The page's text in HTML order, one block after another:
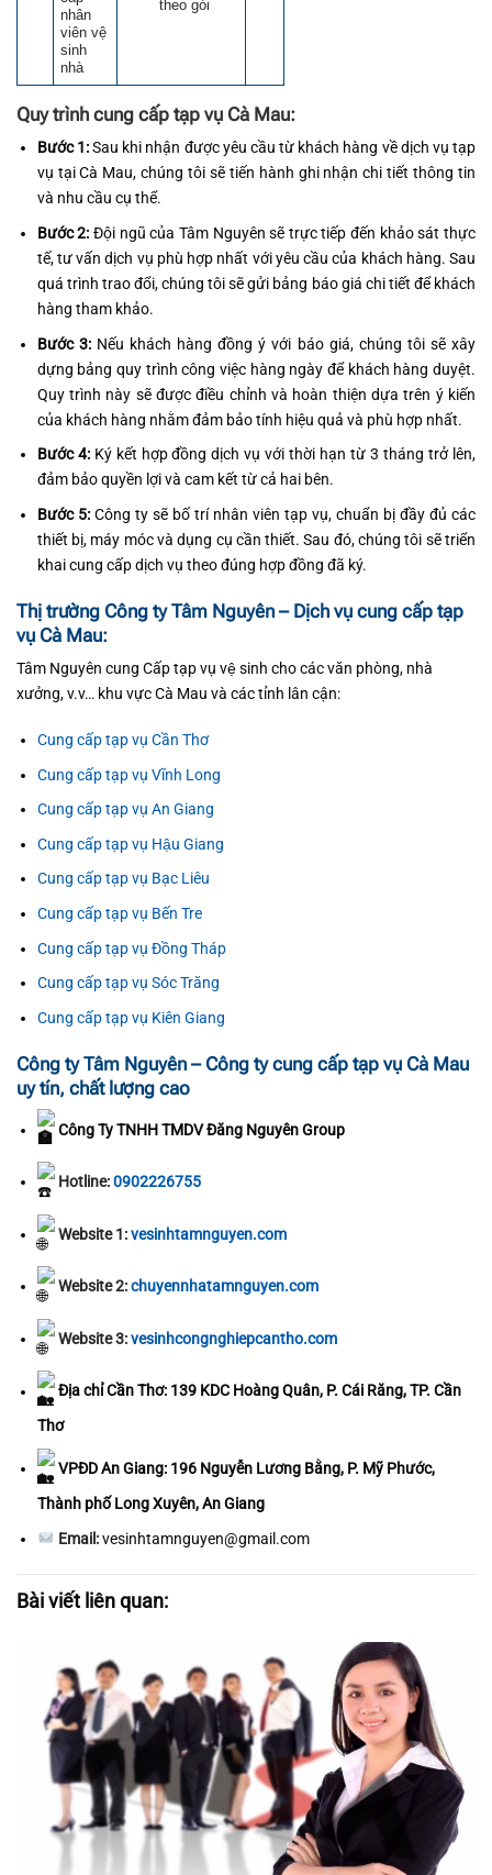
nhân
viên vệ
sinh
nhà
theo gói
Quy trình cung cấp tạp vụ Cà Mau:
Bước 1:Sau khi nhận được yêu cầu từ khách hàng về dịch vụ tạp
vụ tại Cà Mau, chúng tôi sẽ tiến hành ghi nhận chi tiết thông tin
và nhu cầu cụ thể.
Bước 2: Đội ngũ của Tâm Nguyên sẽ trực tiếp đến khảo sát thực
tế, tư vấn dịch vụ phù hợp nhất với yêu cầu của khách hàng. Sau
quá trình trao đổi, chúng tôi sẽ gửi bảng báo giá chi tiết để khách
hàng tham khảo.
Bước 3:Nếu khách hàng đồng ý với báo giá, chúng tôi sẽ xây
dựng bảng quy trình công việc hàng ngày để khách hàng duyệt.
Quy trình này sẽ được điều chỉnh và hoàn thiện dựa trên ý kiến
của khách hàng nhằm đảm bảo tính hiệu quả và phù hợp nhất.
Bước 4:Ký kết hợp đồng dịch vụ với thời hạn từ 3 tháng trở lên,
đảm bảo quyền lợi và cam kết từ cả hai bên.
Bước 5:Công ty sẽ bố trí nhân viên tạp vụ, chuẩn bị đầy đủ các
thiết bị, máy móc và dụng cụ cần thiết. Sau đó, chúng tôi sẽ triển
khai cung cấp dịch vụ theo đúng hợp đồng đã ký.
Thị trường Công ty Tâm Nguyên – Dịch vụ cung cấp tạp
vụ Cà Mau:
Tâm Nguyên cung Cấp tạp vụ vệ sinh cho các văn phòng, nhà
xưởng, v.v… khu vực Cà Mau và các tỉnh lân cận:
Cung cấp tạp vụ Cần Thơ
Cung cấp tạp vụ Vĩnh Long
Cung cấp tạp vụ An Giang
Cung cấp tạp vụ Hậu Giang
Cung cấp tạp vụ Bạc Liêu
Cung cấp tạp vụ Bến Tre
Cung cấp tạp vụ Đồng Tháp
Cung cấp tạp vụ Sóc Trăng
Cung cấp tạp vụ Kiên Giang
Công ty Tâm Nguyên – Công ty cung cấp tạp vụ Cà Mau
uy tín, chất lượng cao
Công Ty TNHH TMDV Đăng Nguyên Group
Hotline:0902226755
Website 1:vesinhtamnguyen.com
Website 2:chuyennhatamnguyen.com
Website 3:vesinhcongnghiepcantho.com
Địa chỉ Cần Thơ: 139 KDC Hoàng Quân, P. Cái Răng, TP. Cần
Thơ
VPĐD An Giang: 196 Nguyễn Lương Bằng, P. Mỹ Phước,
Thành phố Long Xuyên, An Giang
Email:vesinhtamnguyen@gmail.com
Bài viết liên quan: